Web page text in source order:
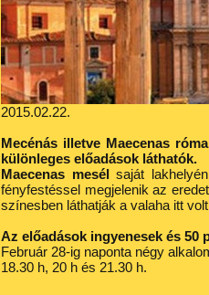
2015.02.22.
Mecénás illetve Maecenas
különleges előadások láthatók.
Maecenas mesélsaját
fényfestéssel megjelenik az
színesben láthatják a valaha itt
Az előadások ingyenesek és 50
Február 28-ig naponta négy
18.30 h, 20 h és 21.30 h.